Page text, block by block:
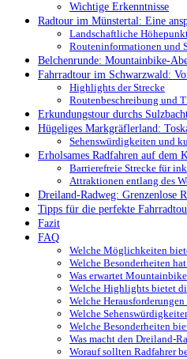
Wichtige Erkenntnisse
Radtour im Münstertal: Eine
Landschaftliche
Routeninformationen und
Belchenrunde: Mountainbike-
Fahrradtour im Schwarzwald:
Highlights der Strecke
Routenbeschreibung und
Erkundungstour durchs
Hügeliges Markgräflerland:
Sehenswürdigkeiten und
Erholsames Radfahren auf dem
Barrierefreie Strecke für
Attraktionen entlang des
Dreiland-Radweg: Grenzenlose
Tipps für die perfekte
Fazit
FAQ
Welche Möglichkeiten
Welche Besonderheiten
Was erwartet
Welche Highlights bietet
Welche
Welche
Welche Besonderheiten
Was macht den Dreiland-
Worauf sollten Radfahrer